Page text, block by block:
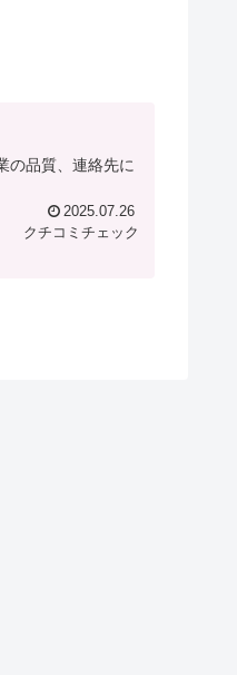
の品質、連絡先に
2025.07.26
クチコミチェック